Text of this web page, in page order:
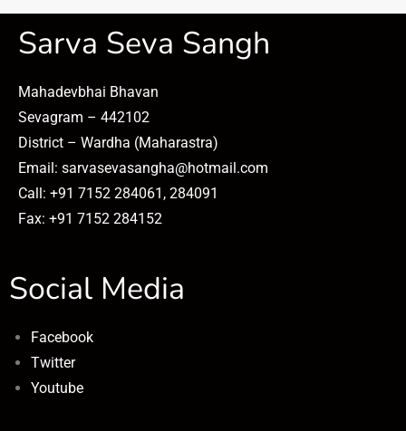
Sarva Seva Sangh
Mahadevbhai Bhavan
Sevagram – 442102
District – Wardha (Maharastra)
Email: sarvasevasangha@hotmail.com
Call: +91 7152 284061, 284091
Fax: +91 7152 284152
Social Media
Facebook
Twitter
Youtube